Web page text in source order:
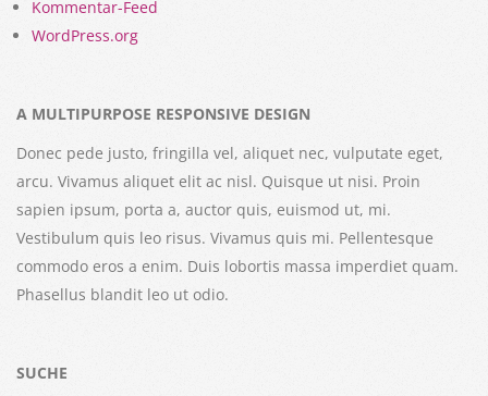
Kommentar-Feed
WordPress.org
A MULTIPURPOSE RESPONSIVE DESIGN
Donec pede justo, fringilla vel, aliquet nec, vulputate eget,
arcu. Vivamus aliquet elit ac nisl. Quisque ut nisi. Proin
sapien ipsum, porta a, auctor quis, euismod ut, mi.
Vestibulum quis leo risus. Vivamus quis mi. Pellentesque
commodo eros a enim. Duis lobortis massa imperdiet quam.
Phasellus blandit leo ut odio.
SUCHE